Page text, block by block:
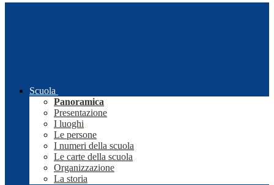
Scuola
Panoramica
Presentazione
I luoghi
Le persone
I numeri della scuola
Le carte della scuola
Organizzazione
La storia